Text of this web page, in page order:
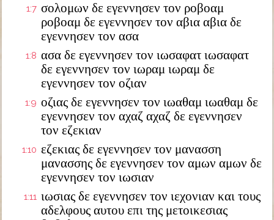
1:7 σολομων δε εγεννησεν τον ροβοαμ
ροβοαμ δε εγεννησεν τον αβια αβια δε
εγεννησεν τον ασα
1:8 ασα δε εγεννησεν τον ιωσαφατ ιωσαφατ
δε εγεννησεν τον ιωραμ ιωραμ δε
εγεννησεν τον οζιαν
1:9 οζιας δε εγεννησεν τον ιωαθαμ ιωαθαμ δε
εγεννησεν τον αχαζ αχαζ δε εγεννησεν
τον εζεκιαν
1:10 εζεκιας δε εγεννησεν τον μανασση
μανασσης δε εγεννησεν τον αμων αμων δε
εγεννησεν τον ιωσιαν
1:11 ιωσιας δε εγεννησεν τον ιεχονιαν και τους
αδελφους αυτου επι της μετοικεσιας